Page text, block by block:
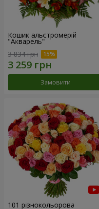
Кошик альстромерій
"Акварель"
3 834 грн
Замовити
101 різнокольорова